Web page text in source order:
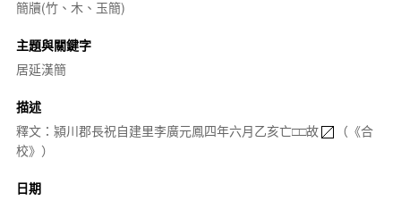
簡牘(竹、木、玉簡)
主題與關鍵字
居延漢簡
描述
釋文：潁川郡長祝自建里李廣元鳳四年六月乙亥亡□□故
（《合
校》）
日期